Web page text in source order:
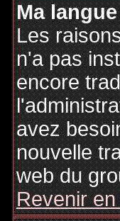
Ma
Les
n'a pas
encore
avez
nouvelle
web du
Revenir